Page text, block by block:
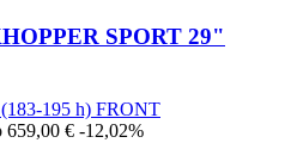
SPORT 29"
195 h) FRONT
659,00 € -12,02%